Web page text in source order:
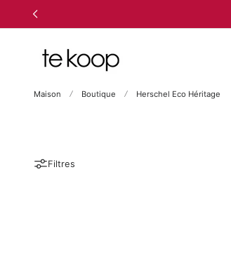
CONTENU
Maison Boutique Herschel Eco Héritage
Filtres